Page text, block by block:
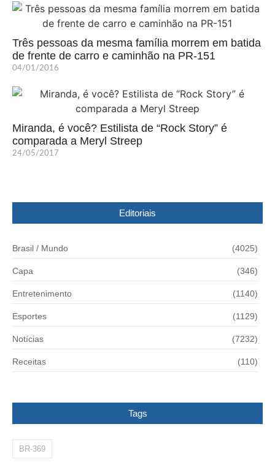
Três pessoas da mesma família morrem em batida
de frente de carro e caminhão na PR-151
04/01/2016
Miranda, é você? Estilista de “Rock Story” é
comparada a Meryl Streep
24/05/2017
Editoriais
Brasil / Mundo (4025)
Capa (346)
Entretenimento (1140)
Esportes (1129)
Notícias (7232)
Receitas (110)
Tags
BR-369